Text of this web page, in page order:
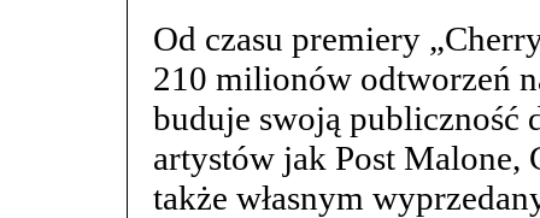
Od czasu premiery
210 milionów odtworzeń
buduje swoją publiczność
artystów jak Post Malone,
także własnym